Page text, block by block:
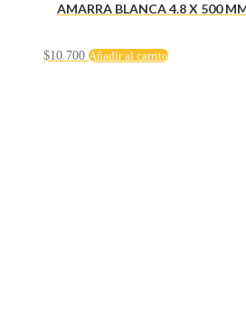
AMARRA BLANCA 4.8 X 500
$10.700 Añadir al carrito